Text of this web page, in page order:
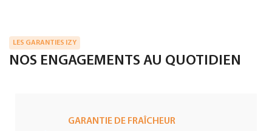
LES GARANTIES IZY
NOS ENGAGEMENTS AU QUOTIDIEN
GARANTIE DE FRAÎCHEUR